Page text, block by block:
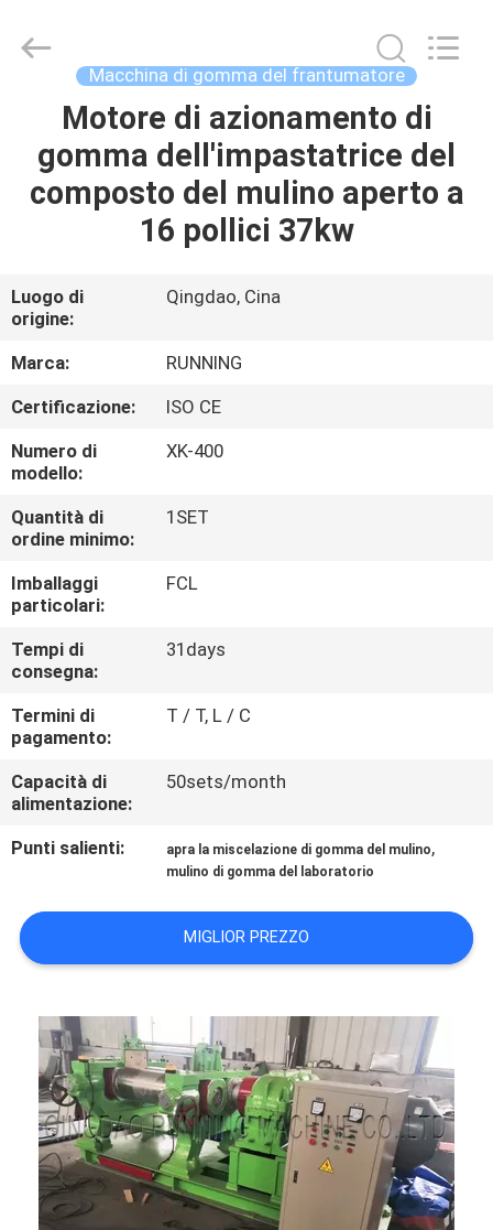
CASA
PRODOTTI
NOI
GIRO
DELLA
FABBRICA
CONTROLLO
DI
QUALITÀ
CONTATTICI
NOTIZIE
CASI
DEL
SITO
PRIVACY
POLICY
Running
Machine
Macchina di gomma del frantumatore
Motore di azionamento di
gomma dell'impastatrice del
composto del mulino aperto a
16 pollici 37kw
Luogo di
origine:
Qingdao, Cina
Marca:
RUNNING
Certificazione:
ISO CE
Numero di
modello:
XK-400
Quantità di
ordine minimo:
1SET
Imballaggi
particolari:
FCL
Tempi di
consegna:
31days
Termini di
pagamento:
T / T, L / C
Capacità di
alimentazione:
50sets/month
Punti salienti: apra la miscelazione di gomma del mulino,
mulino di gomma del laboratorio
MIGLIOR PREZZO